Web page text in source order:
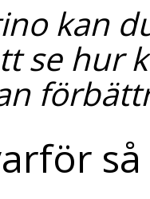
kan
se hur
så